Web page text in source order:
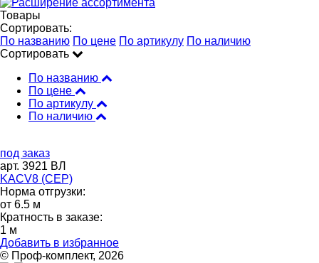
Товары
Сортировать:
По названию По цене По артикулу По наличию
Сортировать
По названию
По цене
По артикулу
По наличию
под заказ
арт. 3921 ВЛ
KACV8 (СЕР)
Норма отгрузки:
от 6.5 м
Кратность в заказе:
1 м
Добавить в избранное
© Проф-комплект, 2026